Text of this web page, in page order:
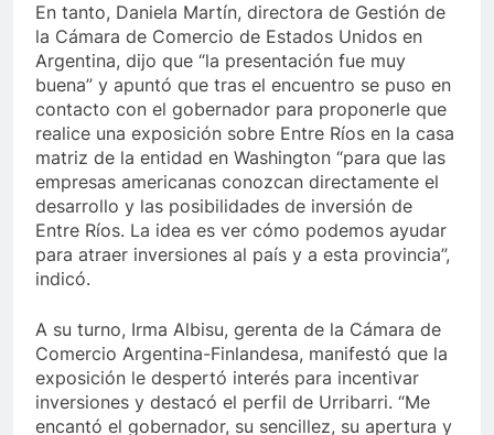
En tanto, Daniela Martín, directora de Gestión de
la Cámara de Comercio de Estados Unidos en
Argentina, dijo que “la presentación fue muy
buena” y apuntó que tras el encuentro se puso en
contacto con el gobernador para proponerle que
realice una exposición sobre Entre Ríos en la casa
matriz de la entidad en Washington “para que las
empresas americanas conozcan directamente el
desarrollo y las posibilidades de inversión de
Entre Ríos. La idea es ver cómo podemos ayudar
para atraer inversiones al país y a esta provincia”,
indicó.
A su turno, Irma Albisu, gerenta de la Cámara de
Comercio Argentina-Finlandesa, manifestó que la
exposición le despertó interés para incentivar
inversiones y destacó el perfil de Urribarri. “Me
encantó el gobernador, su sencillez, su apertura y